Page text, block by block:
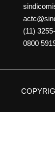
(11)
0800